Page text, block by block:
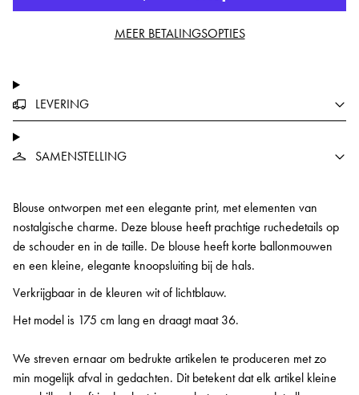
MEER BETALINGSOPTIES
LEVERING
SAMENSTELLING
Blouse ontworpen met een elegante print, met elementen van
nostalgische charme. Deze blouse heeft prachtige ruchedetails op
de schouder en in de taille. De blouse heeft korte ballonmouwen
en een kleine, elegante knoopsluiting bij de hals.
Verkrijgbaar in de kleuren wit of lichtblauw.
Het model is 175 cm lang en draagt maat 36.
We streven ernaar om bedrukte artikelen te produceren met zo
min mogelijk afval in gedachten. Dit betekent dat elk artikel kleine